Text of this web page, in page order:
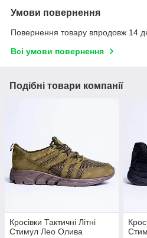
Умови повернення
Повернення товару впродовж 14
Всі умови повернення
Подібні товари компанії
Кросівки Тактичні Літні
Стимул Лео Олива